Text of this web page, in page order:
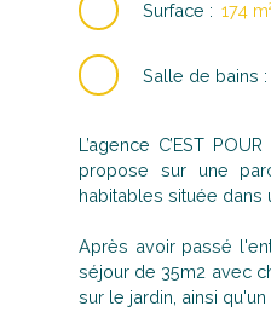
Surface : 174
Salle de bains :
L’agence C’EST
propose sur une
habitables située dans
Après avoir passé
séjour de 35m2 avec
sur le jardin, ainsi